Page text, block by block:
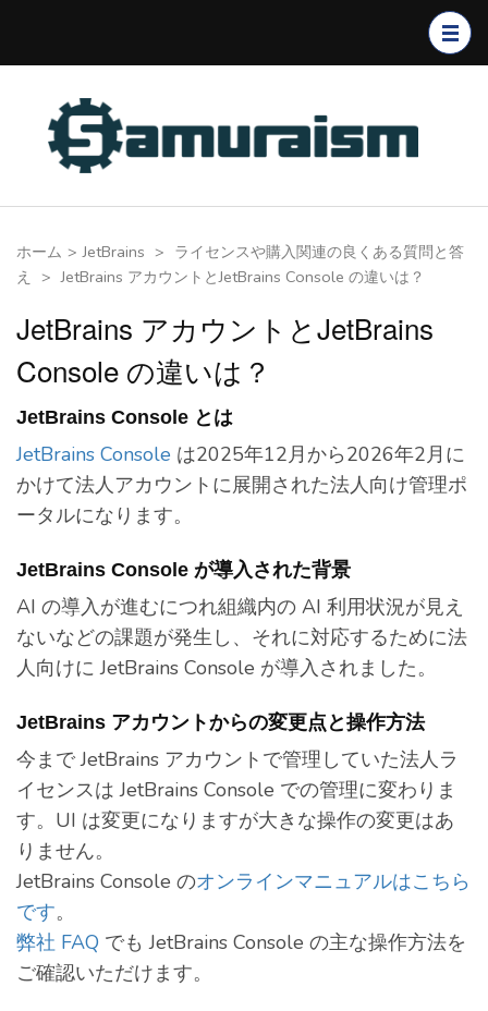
ッ
プ
(Enter
押
す)
ホーム > JetBrains > ライセンスや購入関連の良くある質問と答
え
> JetBrains アカウントとJetBrains Console の違いは？
JetBrains アカウントとJetBrains
Console の違いは？
JetBrains Console とは
JetBrains Console は2025年12月から2026年2月に
かけて法人アカウントに展開された法人向け管理ポ
ータルになります。
JetBrains Console が導入された背景
AI の導入が進むにつれ組織内の AI 利用状況が見え
ないなどの課題が発生し、それに対応するために法
人向けに JetBrains Console が導入されました。
JetBrains アカウントからの変更点と操作方法
今まで JetBrains アカウントで管理していた法人ラ
イセンスは JetBrains Console での管理に変わりま
す。UI は変更になりますが大きな操作の変更はあ
りません。
JetBrains Console のオンラインマニュアルはこちら
です。
弊社 FAQ でも JetBrains Console の主な操作方法を
ご確認いただけます。